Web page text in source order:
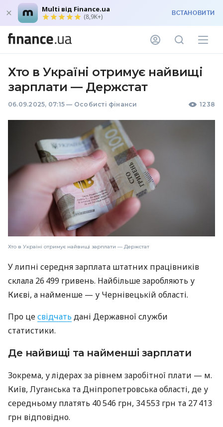
Multi від Finance.ua
(8,9K+) ВСТАНОВИТИ
Хто в Україні отримує найвищі
зарплати — Держстат
06.09.2025, 07:15 — Особисті фінанси 1238
Хто в Україні отримує найвищі зарплати — Держстат
У липні середня зарплата штатних працівників
склала 26 499 гривень. Найбільше заробляють у
Києві, а найменше — у Чернівецькій області.
Про цесвідчать дані Державної служби
статистики.
Де найвищі та найменші зарплати
Зокрема, у лідерах за рівнем заробітної плати — м.
Київ, Луганська та Дніпропетровська області, де у
середньому платять 40 546 грн, 34 553 грн та 27 413
грн відповідно.